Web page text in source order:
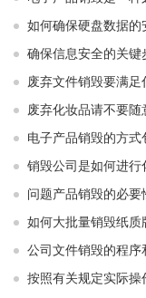
如何确保硬盘数据的
确保信息安全的关键
废弃文件销毁要满足
废弃化妆品请不要随
电子产品销毁的方式
销毁公司是如何进行
问题产品销毁的必要
如何大批量销毁纸质
公司文件销毁的程序
按照有关规定实际操